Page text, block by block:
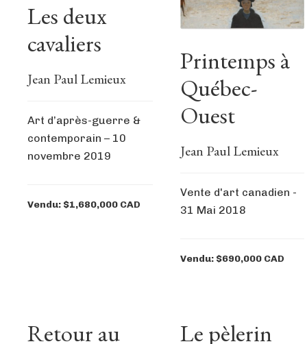
Les deux
cavaliers
Jean Paul Lemieux
Art d’après-guerre &
contemporain – 10
novembre 2019
Vendu: $1,680,000 CAD
Printemps à
Québec-
Ouest
Jean Paul Lemieux
Vente d'art canadien -
31 Mai 2018
Vendu: $690,000 CAD
Retour au Le pèlerin